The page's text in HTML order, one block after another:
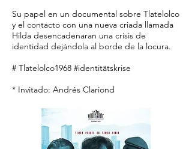
Su papel en un documental sobre Tlatelolco
y el contacto con una nueva criada llamada
Hilda desencadenaran una crisis de
identidad dejándola al borde de la locura.
# Tlatelolco1968 #identitätskrise
* Invitado: Andrés Clariond